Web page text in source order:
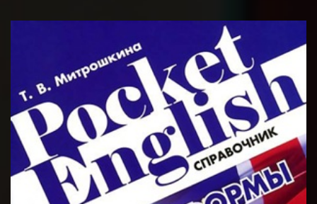
Справочник содержит подробные сведения о
способах словообразования английских имен
существительных прилагательных глаго...